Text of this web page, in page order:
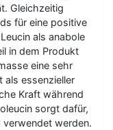
Gleichzeitig
für eine positive
als anabole
in dem Produkt
eine sehr
als essenzieller
Kraft während
sorgt dafür,
werden.